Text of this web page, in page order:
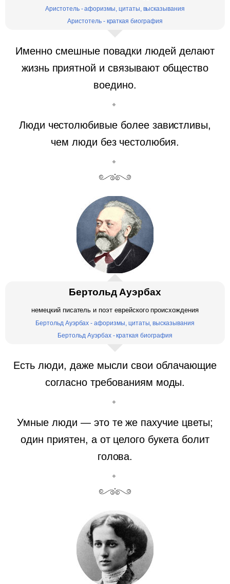
Аристотель - афоризмы, цитаты, высказывания
Аристотель - краткая биография
Именно смешные повадки людей делают
жизнь приятной и связывают общество
воедино.
Люди честолюбивые более завистливы,
чем люди без честолюбия.
Бертольд Ауэрбах
немецкий писатель и поэт еврейского происхождения
Бертольд Ауэрбах - афоризмы, цитаты, высказывания
Бертольд Ауэрбах - краткая биография
Есть люди, даже мысли свои облачающие
согласно требованиям моды.
Умные люди — это те же пахучие цветы;
один приятен, а от целого букета болит
голова.